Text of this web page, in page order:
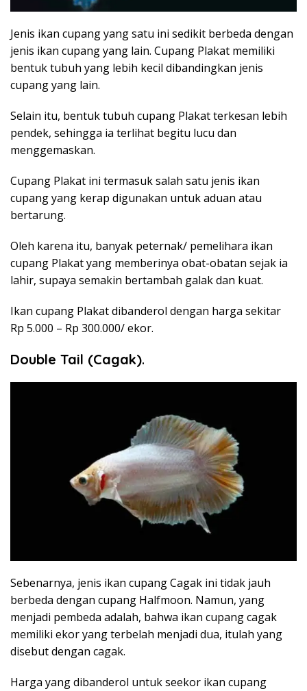
Jenis ikan cupang yang satu ini sedikit berbeda dengan
jenis ikan cupang yang lain. Cupang Plakat memiliki
bentuk tubuh yang lebih kecil dibandingkan jenis
cupang yang lain.
Selain itu, bentuk tubuh cupang Plakat terkesan lebih
pendek, sehingga ia terlihat begitu lucu dan
menggemaskan.
Cupang Plakat ini termasuk salah satu jenis ikan
cupang yang kerap digunakan untuk aduan atau
bertarung.
Oleh karena itu, banyak peternak/ pemelihara ikan
cupang Plakat yang memberinya obat-obatan sejak ia
lahir, supaya semakin bertambah galak dan kuat.
Ikan cupang Plakat dibanderol dengan harga sekitar
Rp 5.000 – Rp 300.000/ ekor.
Double Tail (Cagak).
Sebenarnya, jenis ikan cupang Cagak ini tidak jauh
berbeda dengan cupang Halfmoon. Namun, yang
menjadi pembeda adalah, bahwa ikan cupang cagak
memiliki ekor yang terbelah menjadi dua, itulah yang
disebut dengan cagak.
Harga yang dibanderol untuk seekor ikan cupang